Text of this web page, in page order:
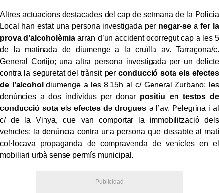
Altres actuacions destacades del cap de setmana de la Policia
Local han estat una persona investigada per negar-se a fer la
prova d’alcoholèmia arran d’un accident ocorregut cap a les 5
de la matinada de diumenge a la cruïlla av. Tarragona/c.
General Cortijo; una altra persona investigada per un delicte
contra la seguretat del trànsit per conducció sota els efectes
de l’alcohol diumenge a les 8,15h al c/ General Zurbano; les
denúncies a dos individus per donar positiu en testos de
conducció sota els efectes de drogues a l’av. Pelegrina i al
c/ de la Vinya, que van comportar la immobilització dels
vehicles; la denúncia contra una persona que dissabte al matí
col·locava propaganda de compravenda de vehicles en el
mobiliari urbà sense permís municipal.